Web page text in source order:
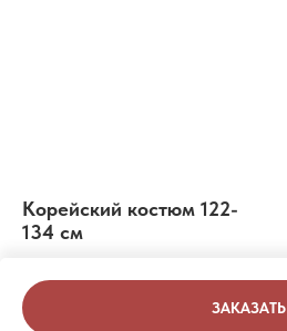
ЗАКАЗАТЬ
Корейский костюм 122-
134 см